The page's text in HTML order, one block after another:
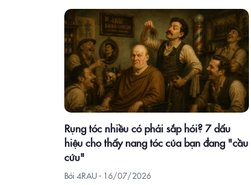
Rụng tóc nhiều có phải sắp hói? 7 dấu
hiệu cho thấy nang tóc của bạn đang "cầu
cứu"
Bởi 4RAU · 16/07/2026